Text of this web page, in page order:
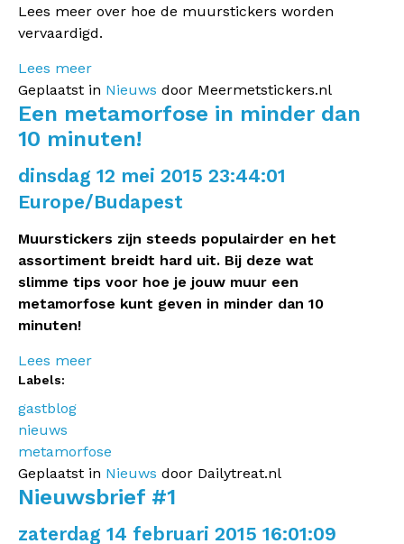
Lees meer over hoe de muurstickers worden
vervaardigd.
Lees meer
Geplaatst in Nieuws door Meermetstickers.nl
Een metamorfose in minder dan
10 minuten!
dinsdag 12 mei 2015 23:44:01
Europe/Budapest
Muurstickers zijn steeds populairder en het
assortiment breidt hard uit. Bij deze wat
slimme tips voor hoe je jouw muur een
metamorfose kunt geven in minder dan 10
minuten!
Lees meer
Labels:
gastblog
nieuws
metamorfose
Geplaatst in Nieuws door Dailytreat.nl
Nieuwsbrief #1
zaterdag 14 februari 2015 16:01:09